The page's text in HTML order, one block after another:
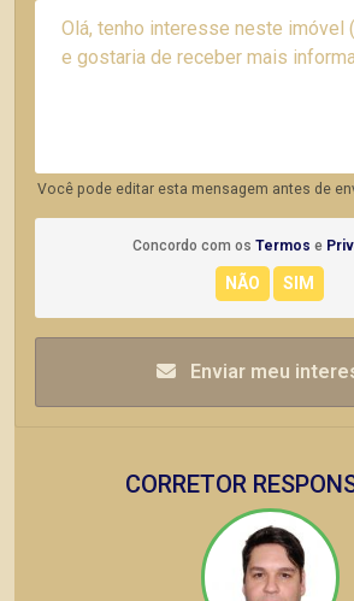
Você pode editar esta mensagem antes de
Concordo com os Termos e
Enviar meu
CORRETOR